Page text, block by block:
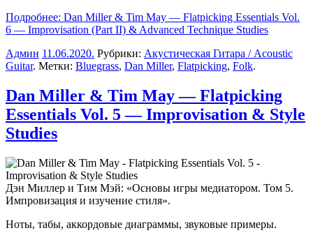
Подробнее: Dan Miller & Tim May — Flatpicking Essentials Vol.
6 — Improvisation (Part II) & Advanced Technique Studies
Админ 11.06.2020. Рубрики: Акустическая Гитара / Acoustic
Guitar. Метки: Bluegrass, Dan Miller, Flatpicking, Folk.
Dan Miller & Tim May — Flatpicking
Essentials Vol. 5 — Improvisation & Style
Studies
Дэн Миллер и Тим Мэй: «Основы игры медиатором. Том 5.
Импровизация и изучение стиля».
Ноты, табы, аккордовые диаграммы, звуковые примеры.